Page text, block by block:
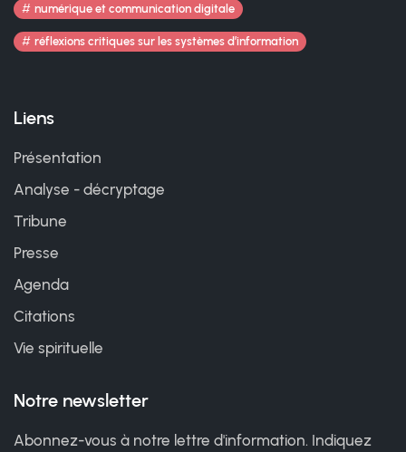
numérique et communication digitale
réflexions critiques sur les systèmes d’information
Liens
Présentation
Analyse - décryptage
Tribune
Presse
Agenda
Citations
Vie spirituelle
Notre newsletter
Abonnez-vous à notre lettre d'information. Indiquez